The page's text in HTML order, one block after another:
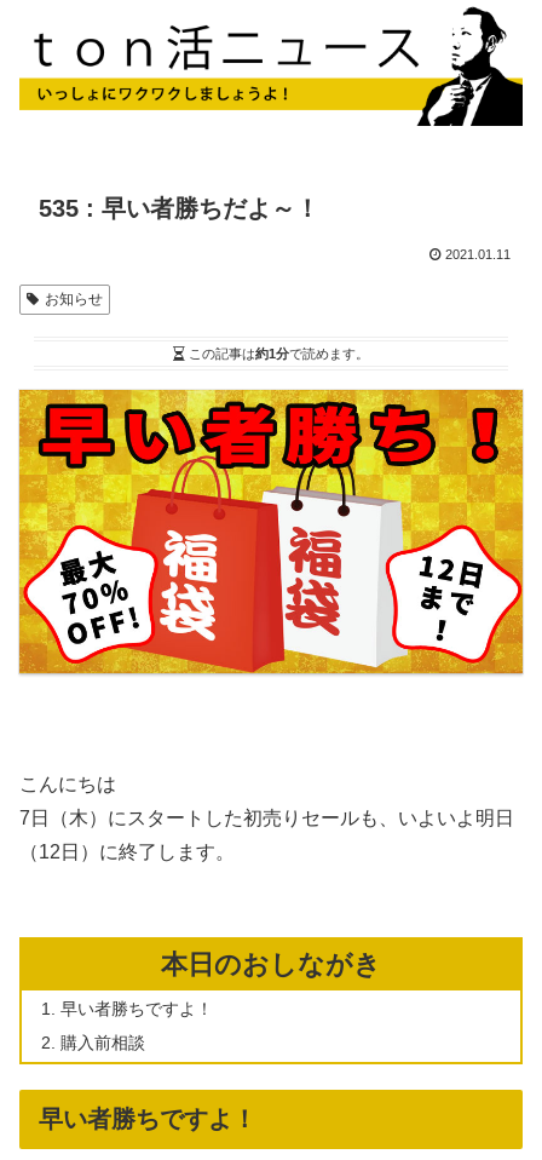
535 : 早い者勝ちだよ～！
2021.01.11
お知らせ
この記事は約1分で読めます。
こんにちは
7日（木）にスタートした初売りセールも、いよいよ明日
（12日）に終了します。
本日のおしながき
早い者勝ちですよ！
購入前相談
早い者勝ちですよ！